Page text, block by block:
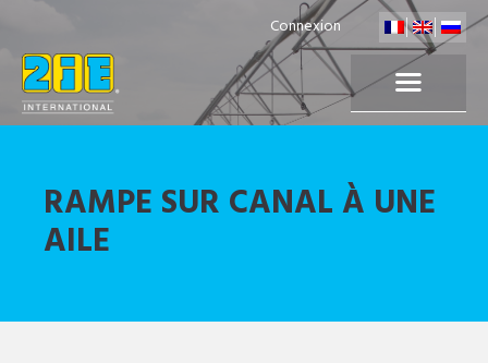
Connexion
RAMPE SUR CANAL À UNE
AILE